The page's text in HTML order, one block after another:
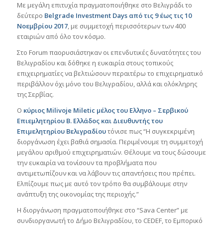
Με μεγάλη επιτυχία πραγματοποιήθηκε στο Βελιγράδι το
δεύτερο Belgrade Investment Days από τις 9 έως τις 10
Νοεμβρίου 2017, με συμμετοχή περισσότερων των 400
εταιριών από όλο τον κόσμο.
Στo Forum παορυσιάστηκαν οι επενδυτικές δυνατότητες του
Βελιγραδίου και δόθηκε η ευκαιρία στους τοπικούς
επιχειρηματίες να βελτιώσουν περαιτέρω το επιχειρηματικό
περιβάλλον όχι μόνο του Βελιγραδίου, αλλά και ολόκληρης
της Σερβίας.
Ο κύριος Milivoje Miletic μέλος του Ελληνο – Σερβικού
Επιεμλητηρίου Β. Ελλάδος και Διευθυντής του
Επιμελητηρίου Βελιγραδίουτόνισε πως “Η συγκεκριμένη
διοργάνωση έχει βαθιά σημασία. Περιμένουμε τη συμμετοχή
μεγάλου αριθμού επιχειρηματιών. Θέλουμε να τους δώσουμε
την ευκαιρία να τονίσουν τα προβλήματα που
αντιμετωπίζουν και να λάβουν τις απαντήσεις που πρέπει.
Ελπίζουμε πως με αυτό τον τρόπο θα συμβάλουμε στην
ανάπτυξη της οικονομίας της περιοχής.”
Η διοργάνωση πραγματοποιήθηκε στο “Sava Center” με
συνδιοργανωτή το Δήμο Βελιγραδίου, το CEDEF, το Εμπορικό